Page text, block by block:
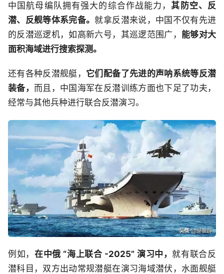
中国航母编队拥有强大的综合作战能力， 其防空、反
潜、反舰等体系完备。 就拿反潜来说，中国不仅有先进
的反潜巡逻机，如高新六号，其巡逻范围广， 能够对大
面积海域进行搜索探测。
还有各种反潜舰艇， 它们配备了先进的声呐系统等反潜
装备， 而且，中国海军在反潜训练方面也下足了功夫，
经常与其他兵种进行联合反潜演习。
例如， 在中俄 “海上联合 -2025” 演习中， 就有联合反
潜科目，双方出动常规潜艇在演习海域潜伏，水面舰艇